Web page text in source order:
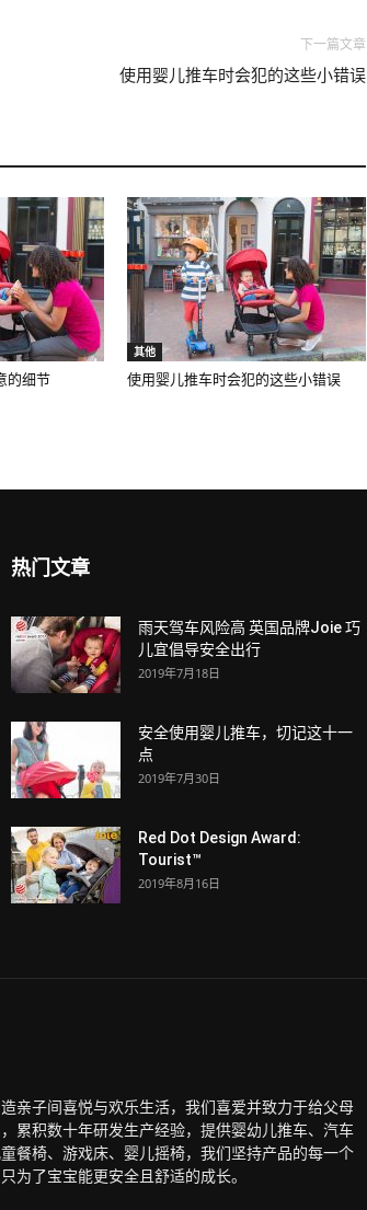
下一篇文章
使用婴儿推车时会犯的这些小错误
的细节
其他
使用婴儿推车时会犯的这些小错误
热门文章
雨天驾车风险高 英国品牌Joie 巧
儿宜倡导安全出行
2019年7月18日
安全使用婴儿推车，切记这十一
点
2019年7月30日
Red Dot Design Award:
Tourist™
2019年8月16日
亲子间喜悦与欢乐生活，我们喜爱并致力于给父母
累积数十年研发生产经验，提供婴幼儿推车、汽车
餐椅、游戏床、婴儿摇椅，我们坚持产品的每一个
为了宝宝能更安全且舒适的成长。